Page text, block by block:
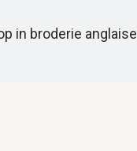
in broderie anglaise